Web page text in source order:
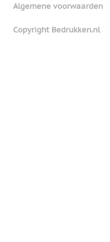
Algemene voorwaarden
Copyright Bedrukken.nl